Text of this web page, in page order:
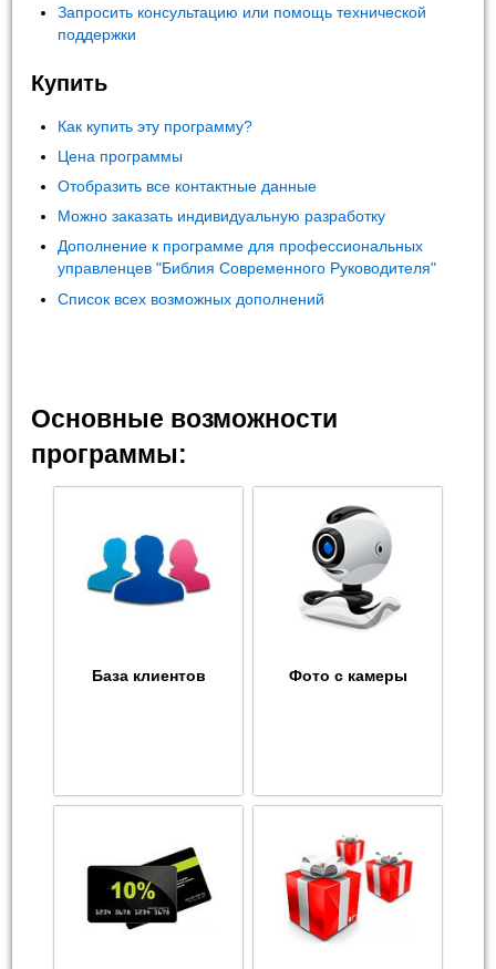
Запросить консультацию или помощь технической
поддержки
Купить
Как купить эту программу?
Цена программы
Отобразить все контактные данные
Можно заказать индивидуальную разработку
Дополнение к программе для профессиональных
управленцев "Библия Современного Руководителя"
Список всех возможных дополнений
Основные возможности
программы:
База клиентов Фото с камеры